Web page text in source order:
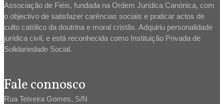
Associação de Fiéis, fundada na Ordem Jurídica Canónica, com
o objectivo de satisfazer carências sociais e praticar actos de
culto católico da doutrina e moral cristãs. Adquiriu personalidade
jurídica civil, e está reconhecida como Instituição Privada de
Solidariedade Social.
Fale connosco
Rua Teixeira Gomes, S/N